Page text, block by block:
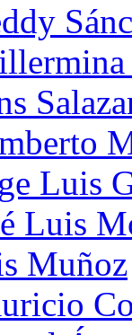
Luis
Luis
Muñoz